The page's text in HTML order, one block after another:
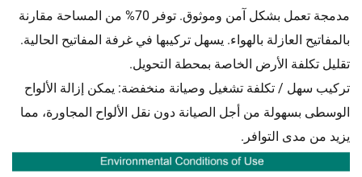
مدمجة تعمل بشكل آمن وموثوق. توفر 70% من المساحة مقارنة
بالمفاتيح العازلة بالهواء. يسهل تركيبها في غرفة المفاتيح الحالية.
تقليل تكلفة الأرض الخاصة بمحطة التحويل.
تركيب سهل / تكلفة تشغيل وصيانة منخفضة: يمكن إزالة الألواح
الوسطى بسهولة من أجل الصيانة دون نقل الألواح المجاورة، مما
يزيد من مدى التوافر.